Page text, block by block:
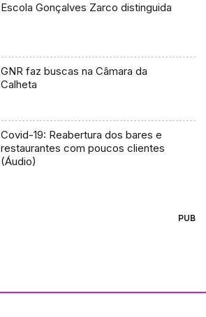
Escola Gonçalves Zarco distinguida
GNR faz buscas na Câmara da
Calheta
Covid-19: Reabertura dos bares e
restaurantes com poucos clientes
(Áudio)
PUB